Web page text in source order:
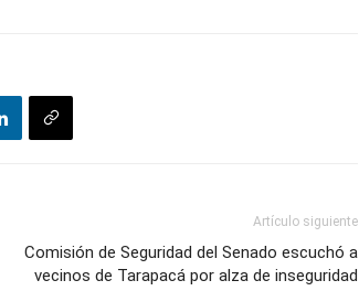
Artículo siguiente
Comisión de Seguridad del Senado escuchó a
vecinos de Tarapacá por alza de inseguridad